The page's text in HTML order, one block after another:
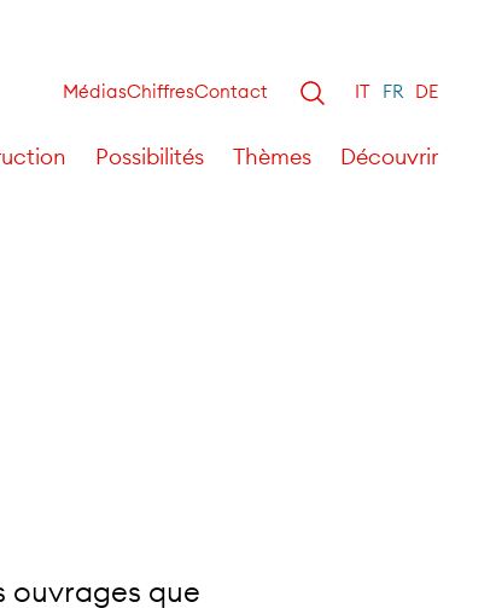
IT FR DE
MédiasChiffresContact
Possibilités Thèmes Découvrir
ouvrages que